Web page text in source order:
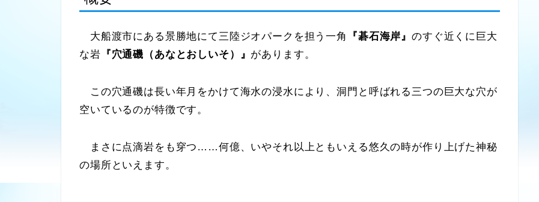
大船渡市にある景勝地にて三陸ジオパークを担う一角 『碁石海岸』のすぐ近くに巨大
な岩 『穴通磯（あなとおしいそ）』 があります。
この穴通磯は長い年月をかけて海水の浸水により、洞門と呼ばれる三つの巨大な穴が
空いているのが特徴です。
まさに点滴岩をも穿つ……何億、いやそれ以上ともいえる悠久の時が作り上げた神秘
の場所といえます。